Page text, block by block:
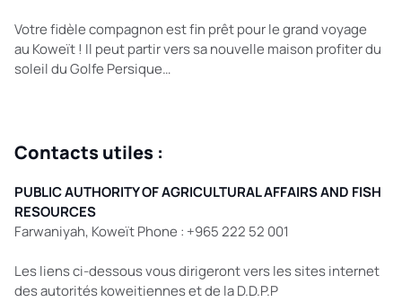
Votre fidèle compagnon est fin prêt pour le grand voyage
au Koweït ! Il peut partir vers sa nouvelle maison profiter du
soleil du Golfe Persique…
Contacts utiles :
PUBLIC AUTHORITY OF AGRICULTURAL AFFAIRS AND FISH
RESOURCES
Farwaniyah, Koweït Phone : +965 222 52 001
Les liens ci-dessous vous dirigeront vers les sites internet
des autorités koweitiennes et de la D.D.P.P